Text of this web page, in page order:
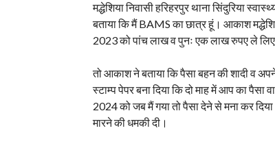
मद्धेशिया निवासी हरिहरपुर थाना सिंदुरिया
बताया कि मैं BAMS का छात्र हूं। आकाश
2023 को पांच लाख व पुनः एक लाख रुपए ले लिए।
तो आकाश ने बताया कि पैसा बहन की शादी व
स्टाम्प पेपर बना दिया कि दो माह में आप का
2024 को जब मैं गया तो पैसा देने से मना कर
मारने की धमकी दी।